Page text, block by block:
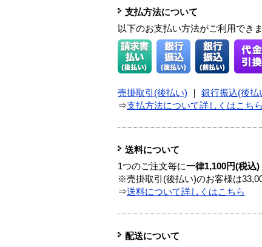
支払方法について
以下のお支払い方法がご利用できま
売掛取引(後払い) 銀行振込(後払
⇒支払方法について詳しくはこちら
送料について
1つのご注文毎に一律1,100円(税込)
※売掛取引(後払い)のお客様は
⇒送料について詳しくはこちら
配送について